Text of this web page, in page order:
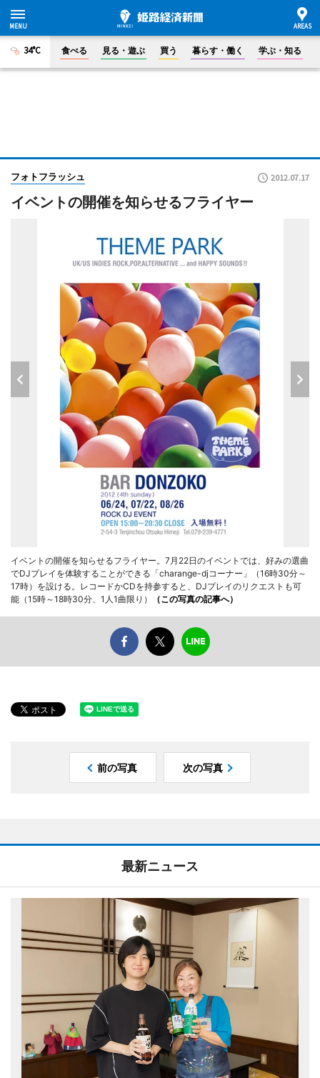
34°C 食べる 見る・遊ぶ 買う 暮らす・働く 学ぶ・知る
フォトフラッシュ 2012.07.17
イベントの開催を知らせるフライヤー
イベントの開催を知らせるフライヤー。7月22日のイベントでは、好みの選曲
でDJプレイを体験することができる「charange-djコーナー」（16時30分～
17時）を設ける。レコードかCDを持参すると、DJプレイのリクエストも可
能（15時～18時30分、1人1曲限り）
（この写真の記事へ）
前の写真 次の写真
最新ニュース